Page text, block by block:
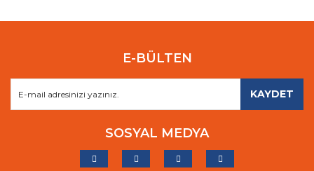
E-BÜLTEN
KAYDET
SOSYAL MEDYA